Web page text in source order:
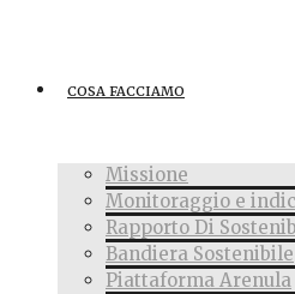
COSA FACCIAMO
Missione
Monitoraggio e
Rapporto Di
Bandiera Sostenibile
Piattaforma Arenula